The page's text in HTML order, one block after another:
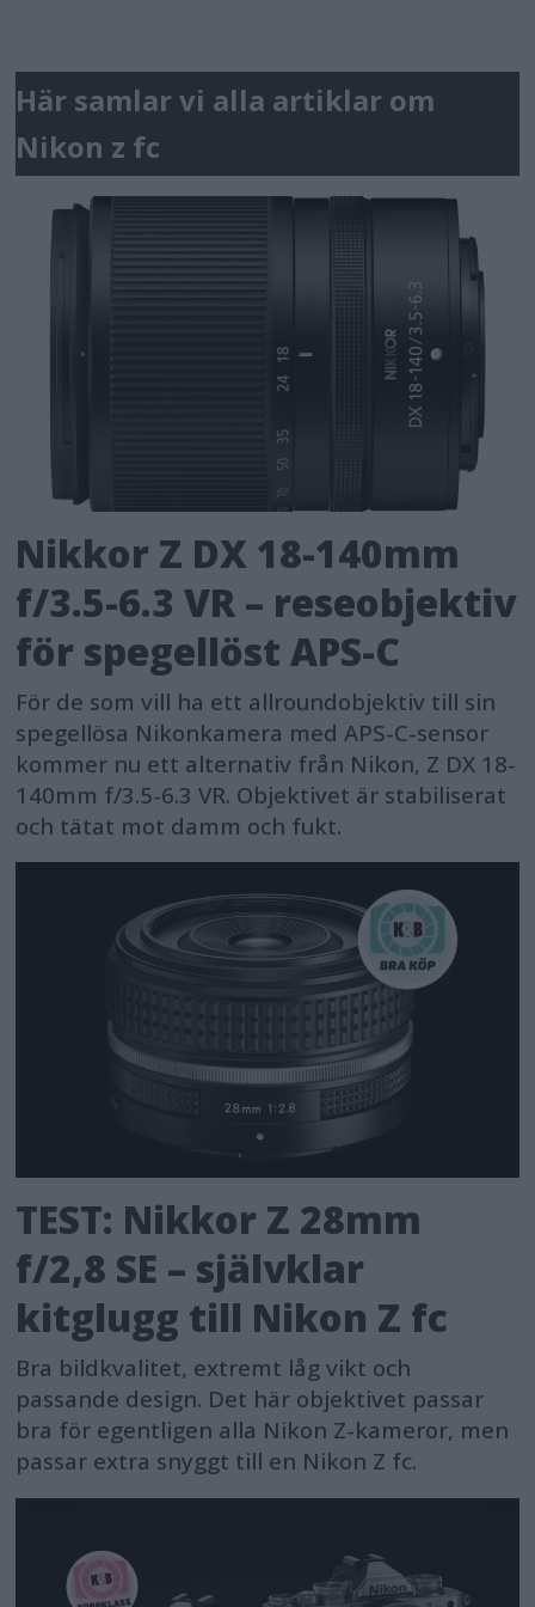
Här samlar vi alla artiklar om
Nikon z fc
Nikkor Z DX 18-140mm
f/3.5-6.3 VR – reseobjektiv
för spegellöst APS-C
För de som vill ha ett allroundobjektiv till sin
spegellösa Nikonkamera med APS-C-sensor
kommer nu ett alternativ från Nikon, Z DX 18-
140mm f/3.5-6.3 VR. Objektivet är stabiliserat
och tätat mot damm och fukt.
TEST: Nikkor Z 28mm
f/2,8 SE – självklar
kitglugg till Nikon Z fc
Bra bildkvalitet, extremt låg vikt och
passande design. Det här objektivet passar
bra för egentligen alla Nikon Z-kameror, men
passar extra snyggt till en Nikon Z fc.